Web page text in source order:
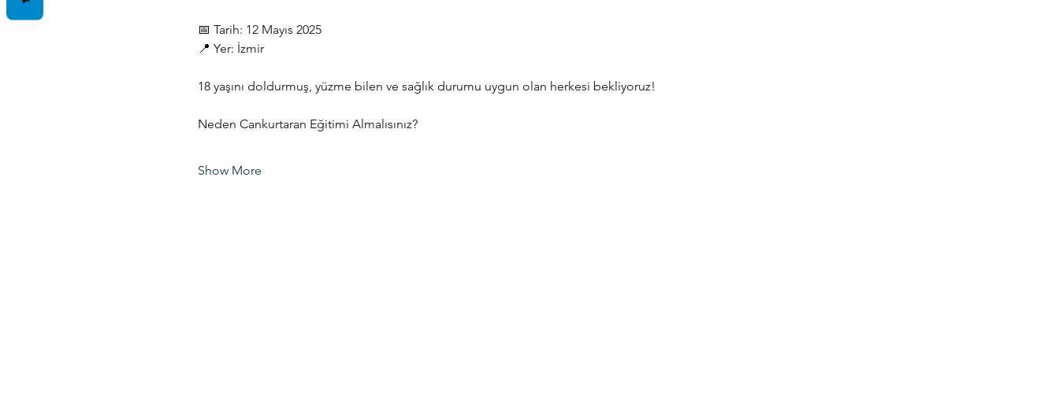
📅 Tarih: 12 Mayıs 2025
📍 Yer: İzmir
18 yaşını doldurmuş, yüzme bilen ve sağlık durumu uygun olan herkesi bekliyoruz!
Neden Cankurtaran Eğitimi Almalısınız?
Show More